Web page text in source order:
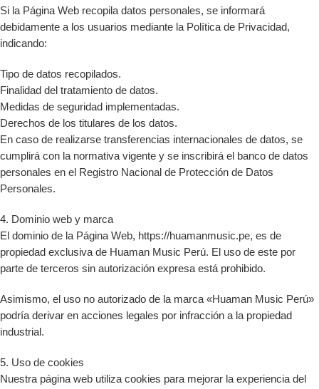
Si la Página Web recopila datos personales, se informará
debidamente a los usuarios mediante la Política de Privacidad,
indicando:
Tipo de datos recopilados.
Finalidad del tratamiento de datos.
Medidas de seguridad implementadas.
Derechos de los titulares de los datos.
En caso de realizarse transferencias internacionales de datos, se
cumplirá con la normativa vigente y se inscribirá el banco de datos
personales en el Registro Nacional de Protección de Datos
Personales.
4. Dominio web y marca
El dominio de la Página Web, https://huamanmusic.pe, es de
propiedad exclusiva de Huaman Music Perú. El uso de este por
parte de terceros sin autorización expresa está prohibido.
Asimismo, el uso no autorizado de la marca «Huaman Music Perú»
podría derivar en acciones legales por infracción a la propiedad
industrial.
5. Uso de cookies
Nuestra página web utiliza cookies para mejorar la experiencia del